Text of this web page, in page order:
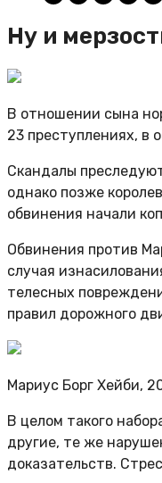
Ну и
В отношении сына
23 преступлениях, в
Скандалы
однако позже
обвинения начали
Обвинения против
случая
телесных
правил дорожного
Мариус Борг Хейби,
В целом такого
другие, те же
доказательств.